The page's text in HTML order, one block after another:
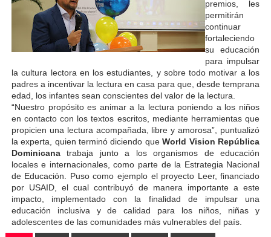
premios, les
permitirán
continuar
fortaleciendo
su educación
para impulsar
la cultura lectora en los estudiantes, y sobre todo motivar a los
padres a incentivar la lectura en casa para que, desde temprana
edad, los infantes sean conscientes del valor de la lectura.
“Nuestro propósito es animar a la lectura poniendo a los niños
en contacto con los textos escritos, mediante herramientas que
propicien una lectura acompañada, libre y amorosa”, puntualizó
la experta, quien terminó diciendo queWorld Vision República
Dominicanatrabaja junto a los organismos de educación
locales e internacionales, como parte de la Estrategia Nacional
de Educación. Puso como ejemplo el proyecto Leer, financiado
por USAID, el cual contribuyó de manera importante a este
impacto, implementado con la finalidad de
impulsar una
educación inclusiva y de calidad para los niños, niñas y
adolescentes de las comunidades más vulnerables del país.